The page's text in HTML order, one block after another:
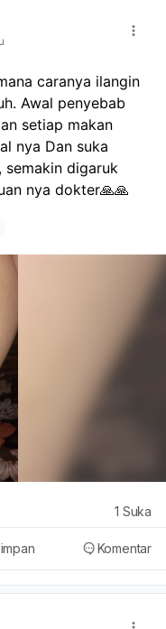
caranya ilangin
Awal penyebab
setiap makan
nya Dan suka
semakin digaruk
nya dokter🙏🙏
Komentar
1 Suka